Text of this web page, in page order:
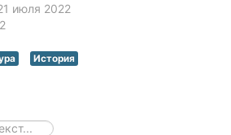
июля 2022
История